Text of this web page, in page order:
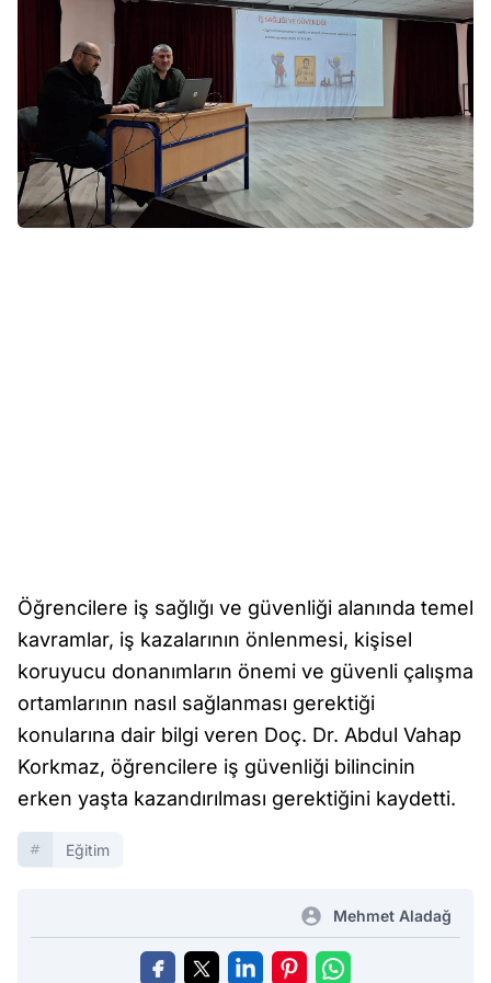
Öğrencilere iş sağlığı ve güvenliği alanında temel
kavramlar, iş kazalarının önlenmesi, kişisel
koruyucu donanımların önemi ve güvenli çalışma
ortamlarının nasıl sağlanması gerektiği
konularına dair bilgi veren Doç. Dr. Abdul Vahap
Korkmaz, öğrencilere iş güvenliği bilincinin
erken yaşta kazandırılması gerektiğini kaydetti.
Eğitim
Mehmet Aladağ